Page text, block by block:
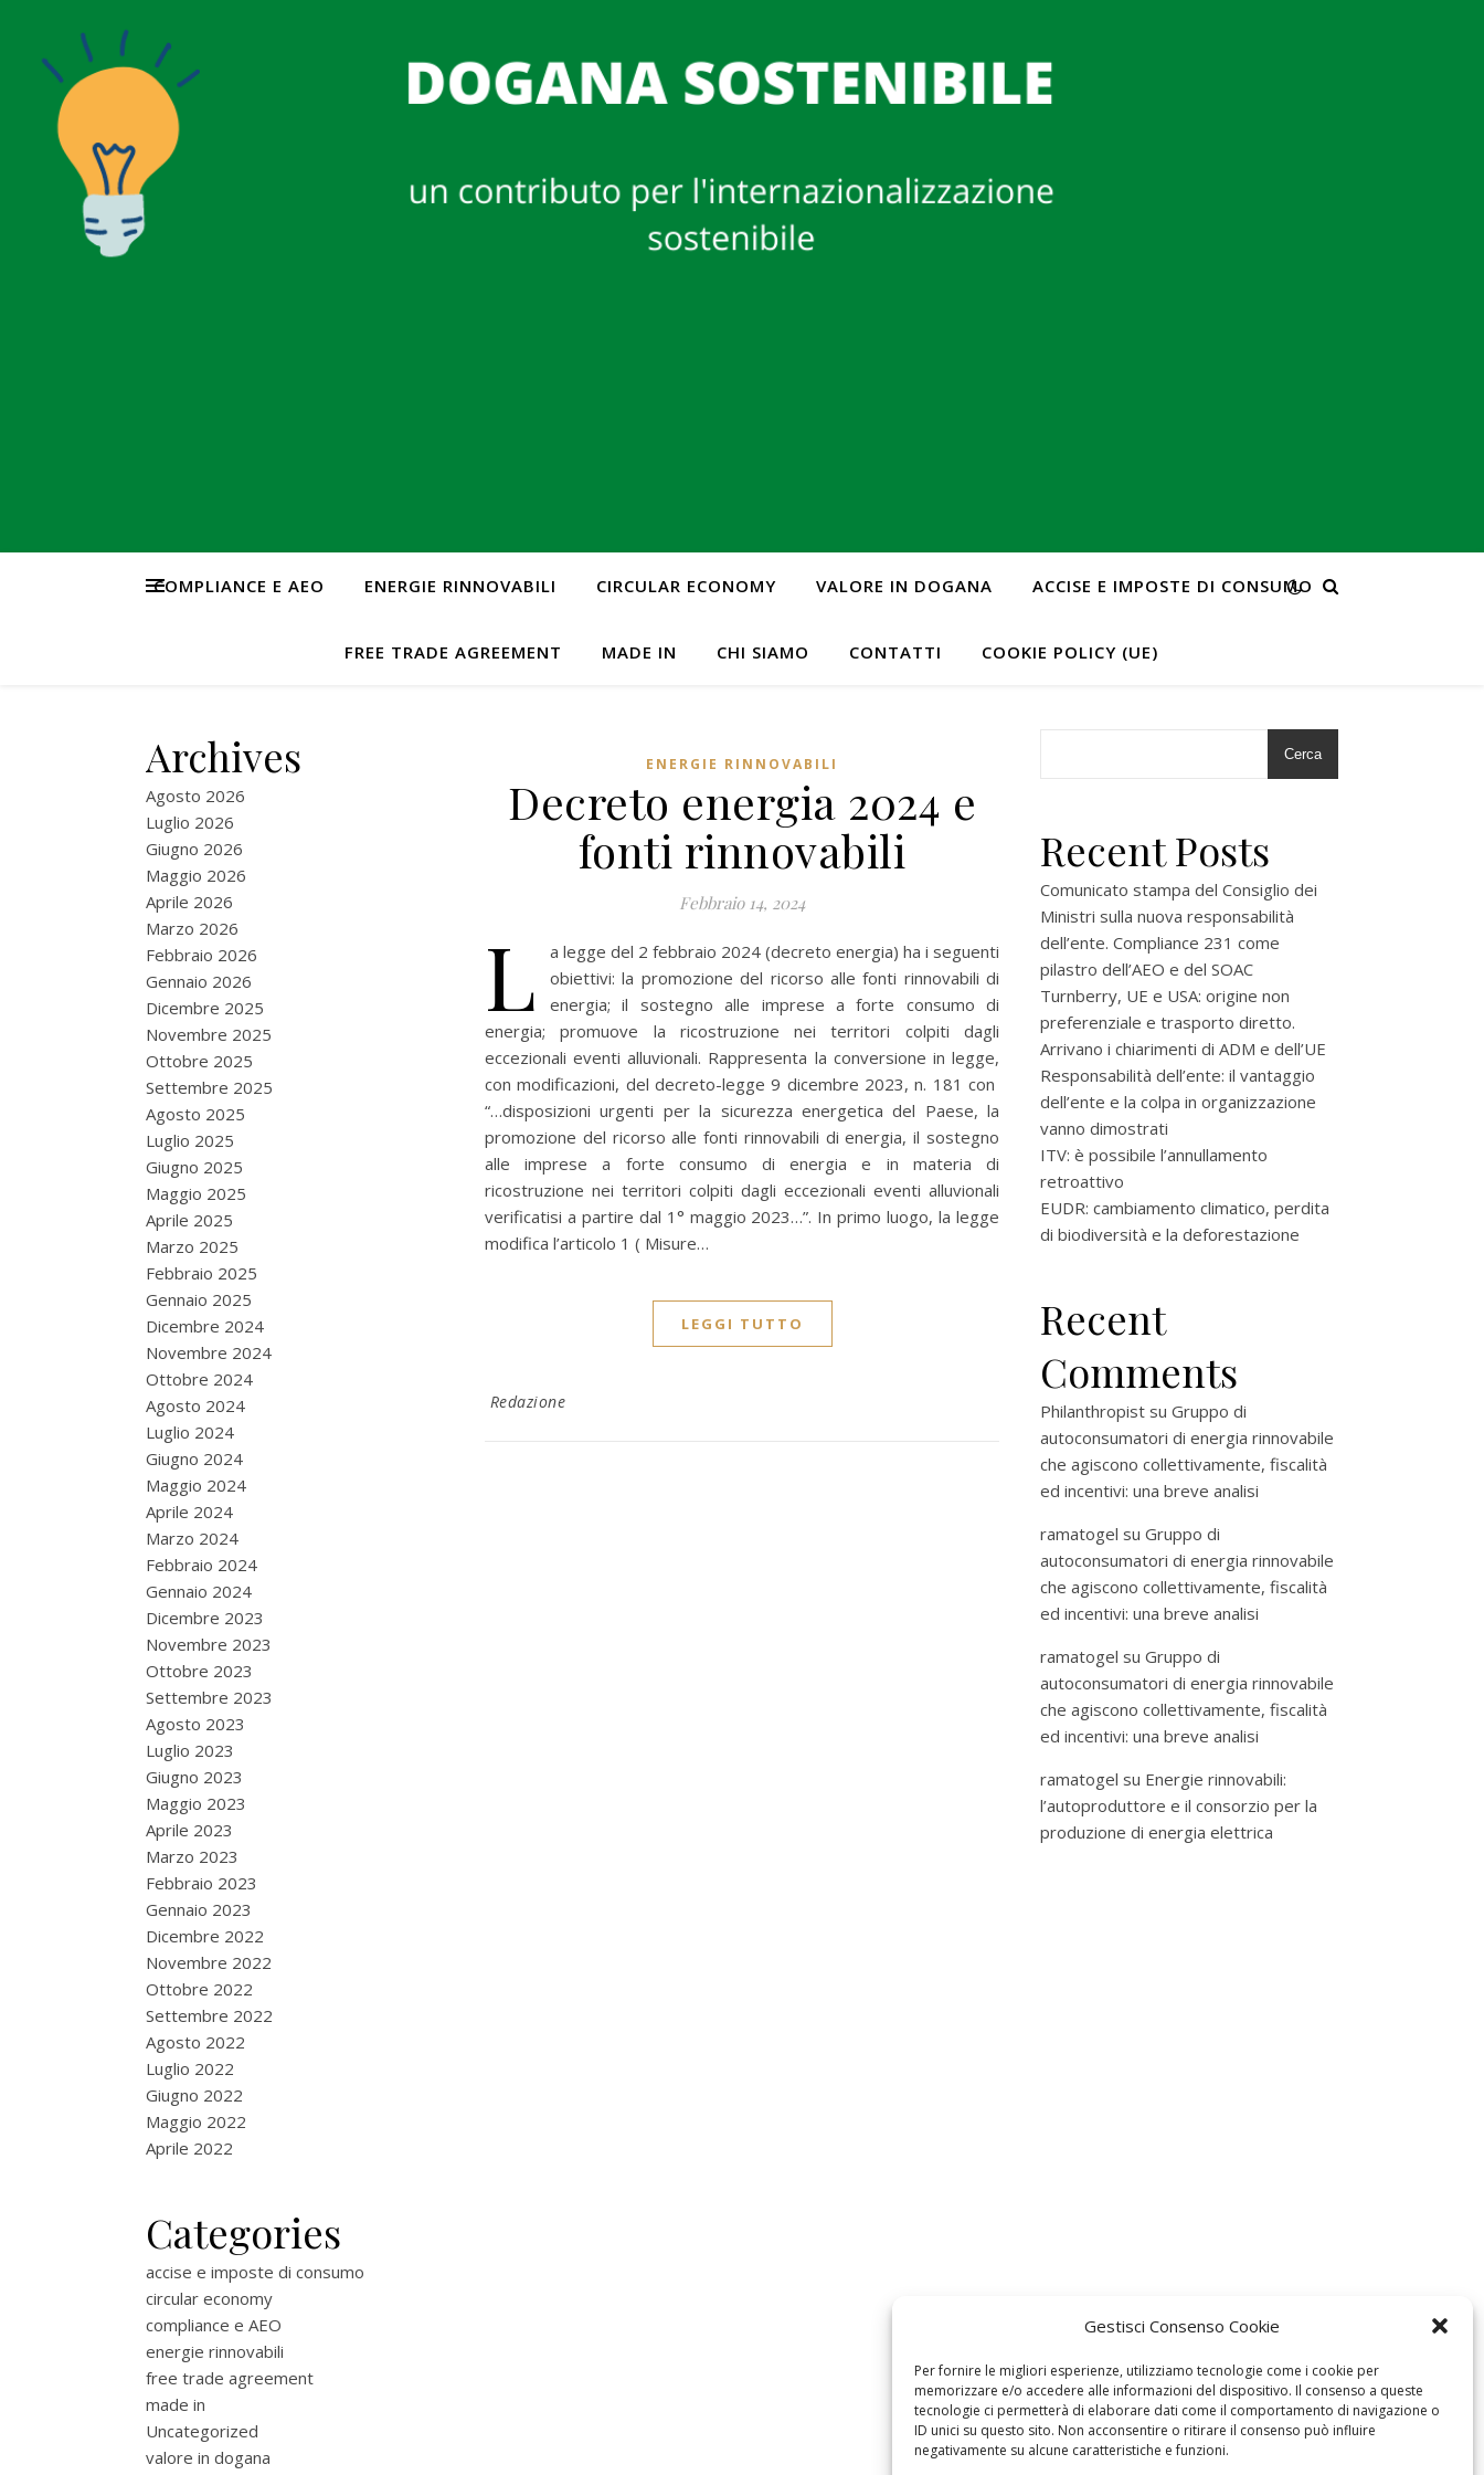
Gestisci Consenso Cookie
Per fornire le migliori esperienze, utilizziamo tecnologie come i cookie per
memorizzare e/o accedere alle informazioni del dispositivo. Il consenso a queste
tecnologie ci permetterà di elaborare dati come il comportamento di navigazione o
ID unici su questo sito. Non acconsentire o ritirare il consenso può influire
negativamente su alcune caratteristiche e funzioni.
COMPLIANCE E AEO ENERGIE RINNOVABILI CIRCULAR ECONOMY VALORE IN DOGANA ACCISE E IMPOSTE DI CONSUMO
FREE TRADE AGREEMENT MADE IN CHI SIAMO CONTATTI COOKIE POLICY (UE)
Archives
Agosto 2026
Luglio 2026
Giugno 2026
Maggio 2026
Aprile 2026
Marzo 2026
Febbraio 2026
Gennaio 2026
Dicembre 2025
Novembre 2025
Ottobre 2025
Settembre 2025
Agosto 2025
Luglio 2025
Giugno 2025
Maggio 2025
Aprile 2025
Marzo 2025
Febbraio 2025
Gennaio 2025
Dicembre 2024
Novembre 2024
Ottobre 2024
Agosto 2024
Luglio 2024
Giugno 2024
Maggio 2024
Aprile 2024
Marzo 2024
Febbraio 2024
Gennaio 2024
Dicembre 2023
Novembre 2023
Ottobre 2023
Settembre 2023
Agosto 2023
Luglio 2023
Giugno 2023
Maggio 2023
Aprile 2023
Marzo 2023
Febbraio 2023
Gennaio 2023
Dicembre 2022
Novembre 2022
Ottobre 2022
Settembre 2022
Agosto 2022
Luglio 2022
Giugno 2022
Maggio 2022
Aprile 2022
Categories
accise e imposte di consumo
circular economy
compliance e AEO
energie rinnovabili
free trade agreement
made in
Uncategorized
valore in dogana
ENERGIE RINNOVABILI
Decreto energia 2024 e
fonti rinnovabili
Febbraio 14, 2024
L
a legge del 2 febbraio 2024 (decreto energia) ha i seguenti
obiettivi: la promozione del ricorso alle fonti rinnovabili di
energia; il sostegno alle imprese a forte consumo di
energia; promuove la ricostruzione nei territori colpiti dagli
eccezionali eventi alluvionali. Rappresenta la conversione in legge,
con modificazioni, del decreto-legge 9 dicembre 2023, n. 181 con
“…disposizioni urgenti per la sicurezza energetica del Paese, la
promozione del ricorso alle fonti rinnovabili di energia, il sostegno
alle imprese a forte consumo di energia e in materia di
ricostruzione nei territori colpiti dagli eccezionali eventi alluvionali
verificatisi a partire dal 1° maggio 2023…”. In primo luogo, la legge
modifica l’articolo 1 ( Misure…
LEGGI TUTTO
Redazione
Cerca
Recent Posts
Comunicato stampa del Consiglio dei
Ministri sulla nuova responsabilità
dell’ente. Compliance 231 come
pilastro dell’AEO e del SOAC
Turnberry, UE e USA: origine non
preferenziale e trasporto diretto.
Arrivano i chiarimenti di ADM e dell’UE
Responsabilità dell’ente: il vantaggio
dell’ente e la colpa in organizzazione
vanno dimostrati
ITV: è possibile l’annullamento
retroattivo
EUDR: cambiamento climatico, perdita
di biodiversità e la deforestazione
Recent
Comments
Philanthropist su Gruppo di
autoconsumatori di energia rinnovabile
che agiscono collettivamente, fiscalità
ed incentivi: una breve analisi
ramatogel su Gruppo di
autoconsumatori di energia rinnovabile
che agiscono collettivamente, fiscalità
ed incentivi: una breve analisi
ramatogel su Gruppo di
autoconsumatori di energia rinnovabile
che agiscono collettivamente, fiscalità
ed incentivi: una breve analisi
ramatogel su Energie rinnovabili:
l’autoproduttore e il consorzio per la
produzione di energia elettrica